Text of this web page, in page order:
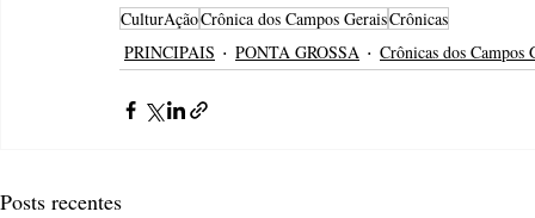
CulturAçãoCrônica dos Campos GeraisCrônicas
PRINCIPAIS
PONTA GROSSA Crônicas dos Campos
Posts recentes